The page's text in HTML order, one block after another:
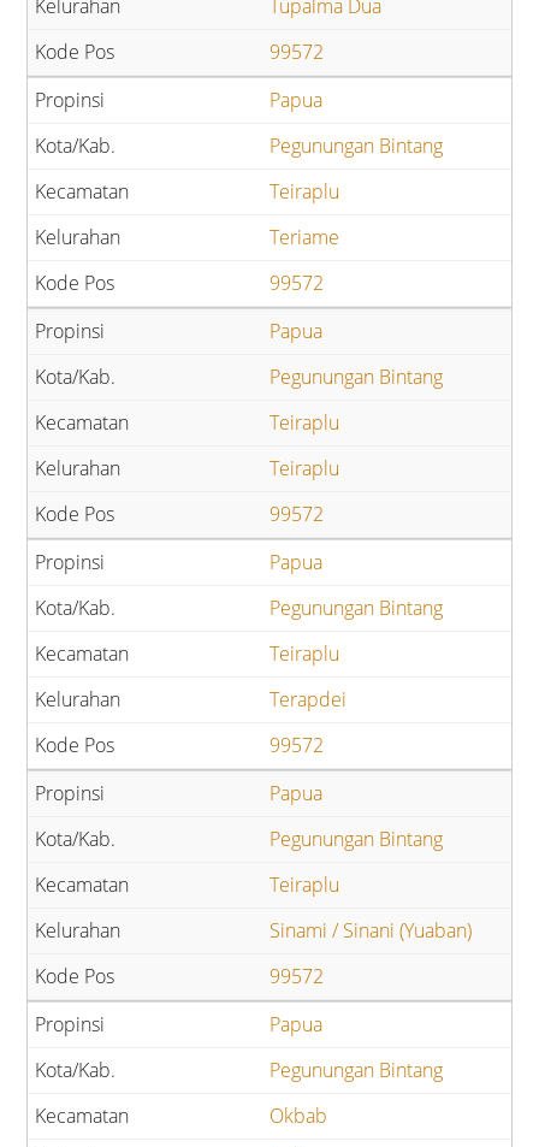
Tupalma Dua
99572
Papua
Pegunungan Bintang
Teiraplu
Teriame
99572
Papua
Pegunungan Bintang
Teiraplu
Teiraplu
99572
Papua
Pegunungan Bintang
Teiraplu
Terapdei
99572
Papua
Pegunungan Bintang
Teiraplu
Sinami / Sinani (Yuaban)
99572
Papua
Pegunungan Bintang
Okbab